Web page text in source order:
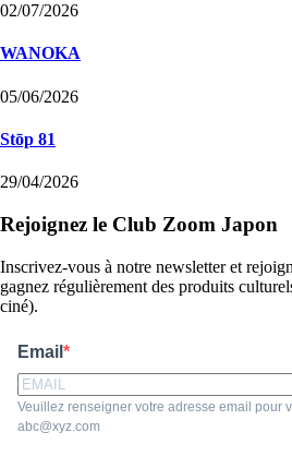
02/07/2026
WANOKA
05/06/2026
Stōp 81
29/04/2026
Rejoignez le Club Zoom Japon
Inscrivez-vous à notre newsletter et
gagnez régulièrement des produits
ciné).
Email
Veuillez renseigner votre adresse email pour
abc@xyz.com